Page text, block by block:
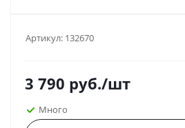
Артикул: 132670
3 790 руб./шт
Много